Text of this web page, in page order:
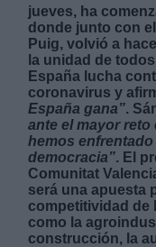
jueves, ha
donde junto con
Puig, volvió a
la unidad de
España lucha
coronavirus y
España gana”.
ante el mayor
hemos
democracia”. El
Comunitat
será una apuesta
competitividad de
como la
construcción, la
Derechos:
Información adicional
link